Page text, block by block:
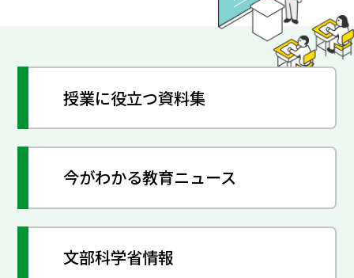
授業に役立つ資料集
今がわかる教育ニュース
文部科学省情報